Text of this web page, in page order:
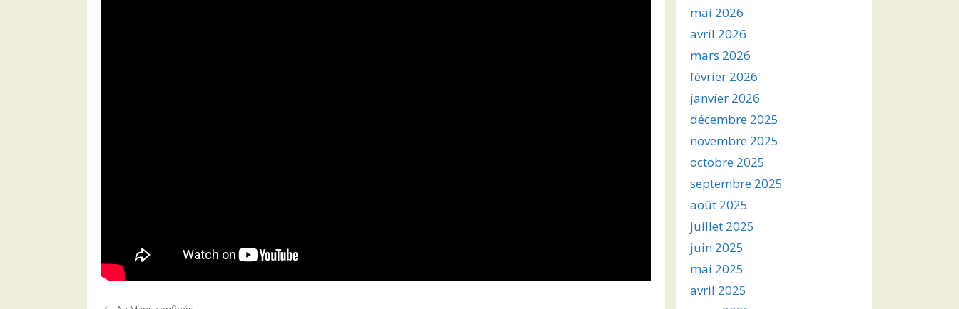
mai 2026
avril 2026
mars 2026
février 2026
janvier 2026
décembre 2025
novembre 2025
octobre 2025
septembre 2025
août 2025
juillet 2025
juin 2025
mai 2025
avril 2025